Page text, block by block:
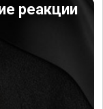
реакции